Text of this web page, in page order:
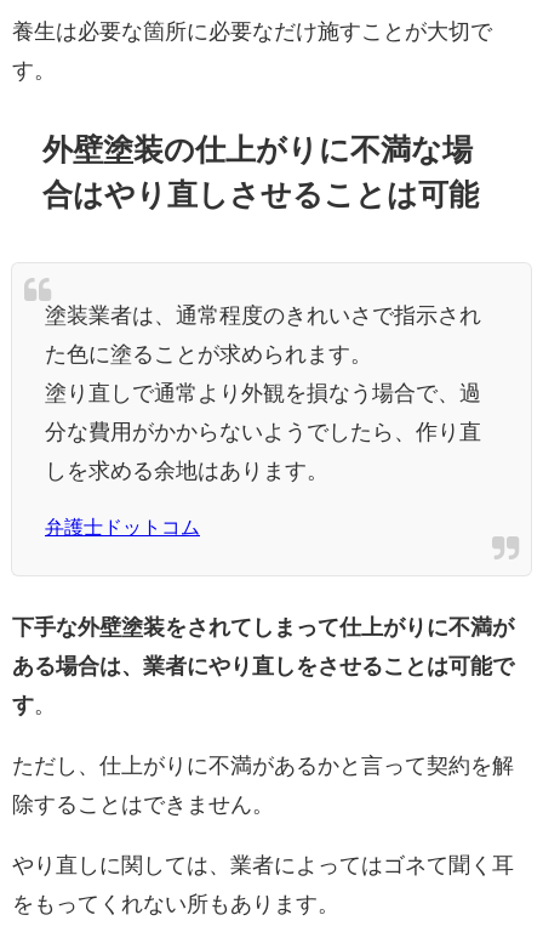
養生は必要な箇所に必要なだけ施すことが大切で
す。
外壁塗装の仕上がりに不満な場
合はやり直しさせることは可能
塗装業者は、通常程度のきれいさで指示され
た色に塗ることが求められます。
塗り直しで通常より外観を損なう場合で、過
分な費用がかからないようでしたら、作り直
しを求める余地はあります。
弁護士ドットコム
下手な外壁塗装をされてしまって仕上がりに不満が
ある場合は、業者にやり直しをさせることは可能で
す
ただし、仕上がりに不満があるかと言って契約を解
除することはできません。
やり直しに関しては、業者によってはゴネて聞く耳
をもってくれない所もあります。